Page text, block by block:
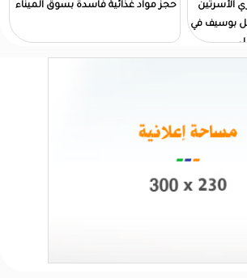
الأسرتين
بوسيف في
حجز مواد غذائية فاسدة بسوق الميناء